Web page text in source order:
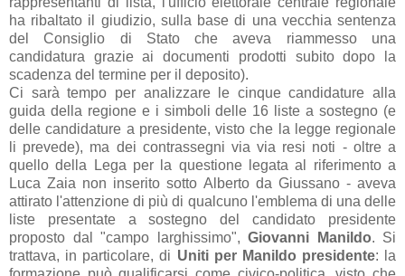
ha ribaltato il giudizio, sulla base di una vecchia sentenza
del Consiglio di Stato che aveva riammesso una
candidatura grazie ai documenti prodotti subito dopo la
scadenza del termine per il deposito).
Ci sarà tempo per analizzare le cinque candidature alla
guida della regione e i simboli delle 16 liste a sostegno (e
delle candidature a presidente, visto che la legge regionale
li prevede), ma dei contrassegni via via resi noti - oltre a
quello della Lega per la questione legata al riferimento a
Luca Zaia non inserito sotto Alberto da Giussano - aveva
attirato l'attenzione di più di qualcuno l'emblema di una delle
liste presentate a sostegno del candidato presidente
proposto dal "campo larghissimo", Giovanni Manildo. Si
trattava, in particolare, di Uniti per Manildo presidente: la